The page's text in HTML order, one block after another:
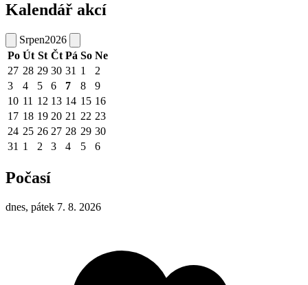
Kalendář akcí
Srpen2026
Po Út St Čt Pá So Ne
27 28 29 30 31 1
2
3
4 5 6 7 8
9
10 11 12 13 14 15 16
17 18 19 20 21 22 23
24 25 26 27 28 29 30
31 1 2 3 4 5 6
Počasí
dnes, pátek 7. 8. 2026